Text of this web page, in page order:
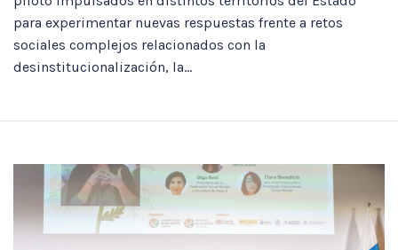
para experimentar nuevas respuestas frente a retos
sociales complejos relacionados con la
desinstitucionalización, la...